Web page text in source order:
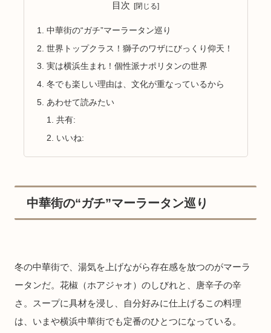
目次
中華街の“ガチ”マーラータン巡り
世界トップクラス！獅子のワザにびっくり仰天！
実は横浜生まれ！個性派ナポリタンの世界
冬でも楽しい理由は、文化が重なっているから
あわせて読みたい
共有:
いいね:
中華街の“ガチ”マーラータン巡り
冬の中華街で、湯気を上げながら存在感を放つのがマーラ
ータンだ。花椒（ホアジャオ）のしびれと、唐辛子の辛
さ。スープに具材を浸し、自分好みに仕上げるこの料理
は、いまや横浜中華街でも定番のひとつになっている。